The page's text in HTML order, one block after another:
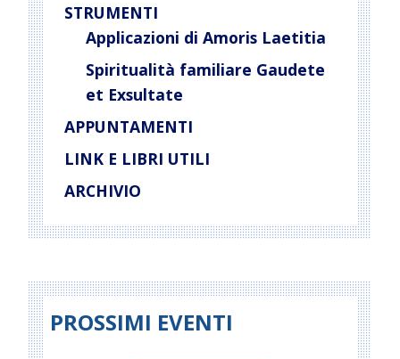
STRUMENTI
Applicazioni di Amoris Laetitia
Spiritualità familiare Gaudete
et Exsultate
APPUNTAMENTI
LINK E LIBRI UTILI
ARCHIVIO
PROSSIMI EVENTI